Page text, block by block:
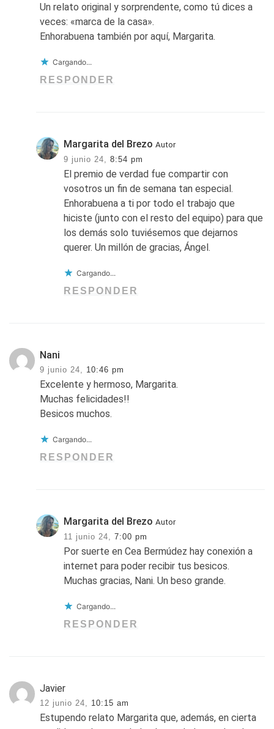
Un relato original y sorprendente, como tú dices a
veces: «marca de la casa».
Enhorabuena también por aquí, Margarita.
Cargando...
RESPONDER
Margarita del Brezo Autor
9 junio 24,
8:54 pm
El premio de verdad fue compartir con
vosotros un fin de semana tan especial.
Enhorabuena a ti por todo el trabajo que
hiciste (junto con el resto del equipo) para que
los demás solo tuviésemos que dejarnos
querer. Un millón de gracias, Ángel.
Cargando...
RESPONDER
Nani
9 junio 24, 10:46 pm
Excelente y hermoso, Margarita.
Muchas felicidades!!
Besicos muchos.
Cargando...
RESPONDER
Margarita del Brezo Autor
11 junio 24,
7:00 pm
Por suerte en Cea Bermúdez hay conexión a
internet para poder recibir tus besicos.
Muchas gracias, Nani. Un beso grande.
Cargando...
RESPONDER
Javier
12 junio 24, 10:15 am
Estupendo relato Margarita que, además, en cierta